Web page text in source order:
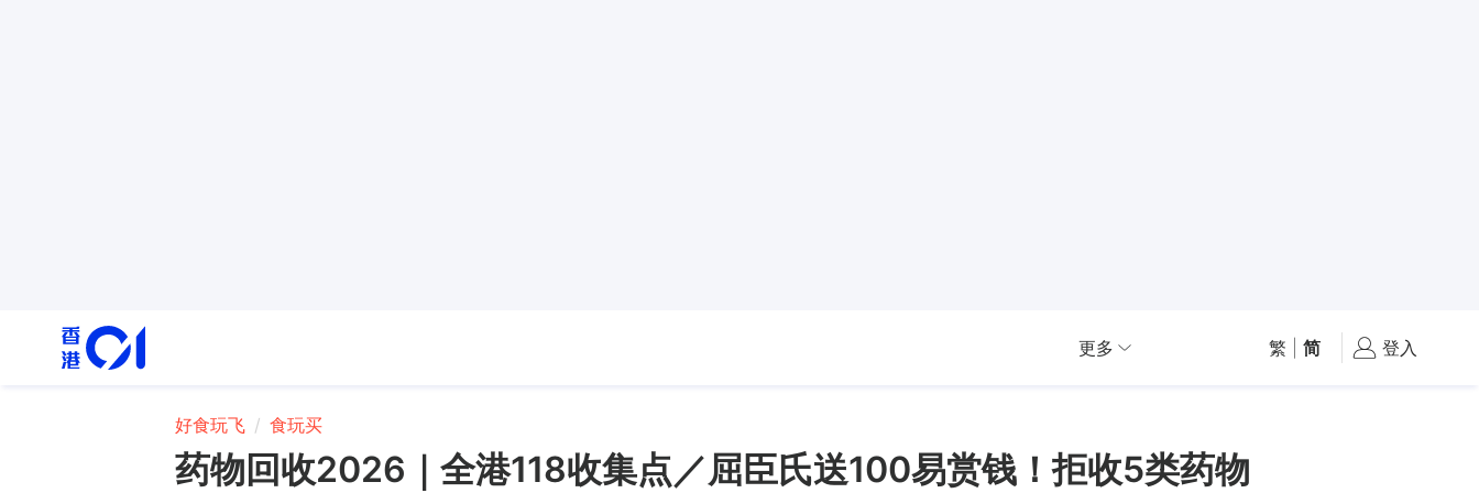
更多 繁 简 登入
好食玩飞 食玩买
药物回收2026｜全港118收集点／屈臣氏送100易赏钱！拒收5类药物